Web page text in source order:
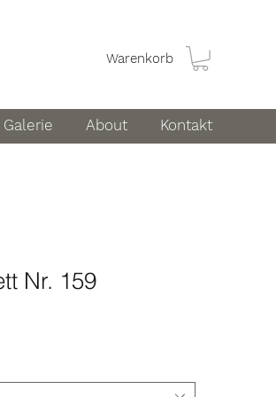
Warenkorb
Galerie About Kontakt
Nr. 159